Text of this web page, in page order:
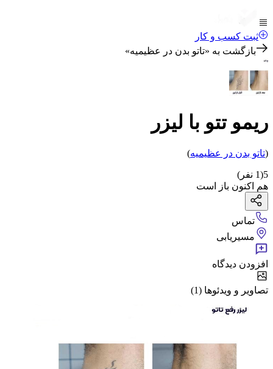
ثبت کسب و کار
بازگشت به «تاتو بدن در عظیمیه»
ریمو تتو با لیزر
(تاتو بدن در عظیمیه)
5
(
1 نفر)
هم اکنون باز است
تماس
مسیریابی
افزودن دیدگاه
تصاویر و ویدئوها (1)